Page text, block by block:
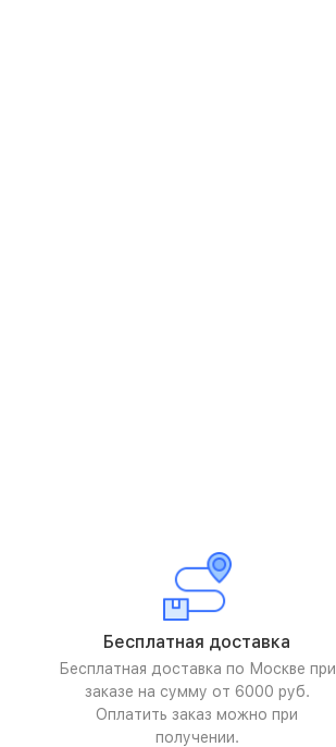
Бесплатная доставка
Бесплатная доставка по Москве при
заказе на сумму от 6000 руб.
Оплатить заказ можно при
получении.